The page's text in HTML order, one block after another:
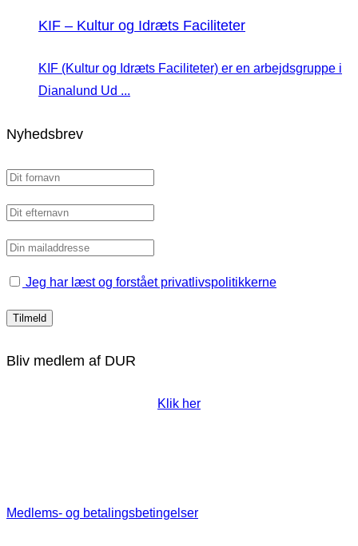
KIF – Kultur og Idræts Faciliteter
KIF (Kultur og Idræts Faciliteter) er en arbejdsgruppe i
Dianalund Ud ...
Nyhedsbrev
Jeg har læst og forstået privatlivspolitikkerne
Bliv medlem af DUR
Klik her
Medlems- og betalingsbetingelser